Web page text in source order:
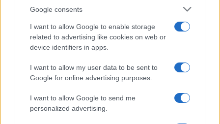
Google consents
I want to allow Google to enable storage
related to advertising like cookies on web or
device identifiers in apps.
I want to allow my user data to be sent to
Google for online advertising purposes.
I want to allow Google to send me
personalized advertising.